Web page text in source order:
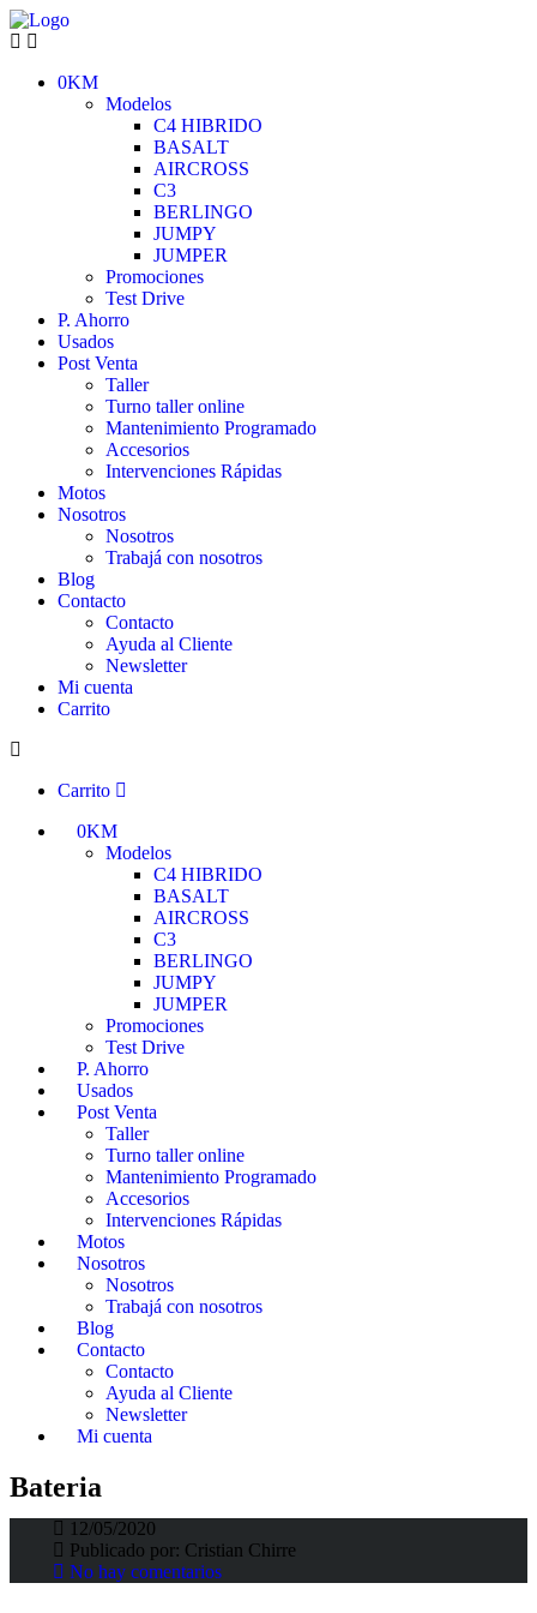
0KM
Modelos
C4 HIBRIDO
BASALT
AIRCROSS
C3
BERLINGO
JUMPY
JUMPER
Promociones
Test Drive
P. Ahorro
Usados
Post Venta
Taller
Turno taller online
Mantenimiento Programado
Accesorios
Intervenciones Rápidas
Motos
Nosotros
Nosotros
Trabajá con nosotros
Blog
Contacto
Contacto
Ayuda al Cliente
Newsletter
Mi cuenta
Carrito
Carrito
0KM
Modelos
C4 HIBRIDO
BASALT
AIRCROSS
C3
BERLINGO
JUMPY
JUMPER
Promociones
Test Drive
P. Ahorro
Usados
Post Venta
Taller
Turno taller online
Mantenimiento Programado
Accesorios
Intervenciones Rápidas
Motos
Nosotros
Nosotros
Trabajá con nosotros
Blog
Contacto
Contacto
Ayuda al Cliente
Newsletter
Mi cuenta
Bateria
Fortunato Fortino>
SEÑALES DE QUE TU BATERIA ESTA
12/05/2020
Publicado por: Cristian Chirre
No hay comentarios